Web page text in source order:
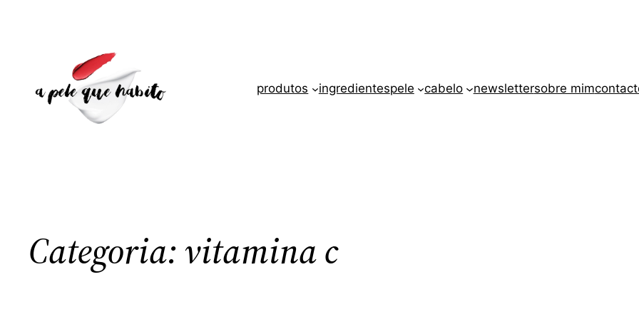
produtos ingredientespele cabelo newslettersobre mim
Categoria:vitamina c